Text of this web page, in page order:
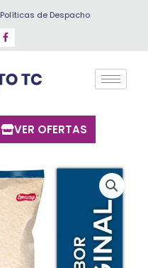
Políticas de Despacho
VER OFERTAS